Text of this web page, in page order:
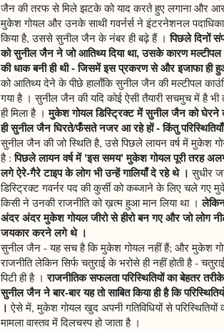
जैन की तरफ से मिले झटके को याद करते हुए लगाना और
मुकेश गोयल और उनके साथी गवर्नर्स ने इंटरनेशनल
किया है, उससे सुनील जैन के नंबर ही बढ़े हैं ।पिछले दिनों
को सुनील जैन ने जो आतिथ्य दिया था, उसके कारण
की धाक बनी ही थी - जिसमें इस प्रकरण से और इजाफा ही
को आतिथ्य देने के पीछे हालाँकि सुनील जैन की मल्टीपल
गया है । सुनील जैन की यदि कोई ऐसी तैयारी सचमुच में है भी
ही मिला है ।मुकेश गोयल डिस्ट्रिक्ट में सुनील जैन को
ही सुनील जैन घिरते/फँसते नजर आ रहे हों - किंतु
सुनील जैन की जो स्थिति है, उसे पिछले लायन वर्ष में मुकेश
है :पिछले लायन वर्ष में 'इस समय' मुकेश गोयल पूरी तरह
लगे ऐरे-गैरे टाइप के लोग भी उन्हें गालियाँ दे रहे थे । सुधीर
डिस्ट्रिक्ट गवर्नर पद की कुर्सी को कब्जाने के लिए चले गए
किसी ने उनकी राजनीति को ख़त्म हुआ मान लिया था ।
अंदर अंदर मुकेश गोयल जीरो से हीरो बन गए और जो लोग
जयकार करने लगे थे ।
सुनील जैन - यह सच है कि मुकेश गोयल नहीं हैं; और मुकेश
राजनीति लेकिन सिर्फ चतुराई के भरोसे ही नहीं होती है -
पिटी ही है ।राजनीतिक सफलता परिस्थितियों का बेहतर
सुनील जैन ने बार-बार यह तो साबित किया ही है कि
। ऐसे में, मुकेश गोयल खुद अपनी गतिविधियों से
मामला वास्तव में दिलचस्प हो जाता है ।